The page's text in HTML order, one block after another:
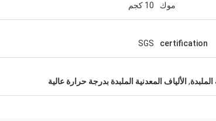
موك 10 كجم
certification
SGS
, الألياف المعدنية الملبدة بدرجة حرارة عالية